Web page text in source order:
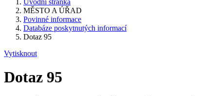
MĚSTO A ÚŘAD
Povinné informace
Databáze poskytnutých informací
Dotaz 95
Vytisknout
Dotaz 95